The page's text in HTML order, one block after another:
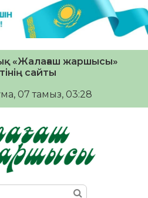
«Жалағаш жаршысы»
сайты
07 тамыз, 03:28